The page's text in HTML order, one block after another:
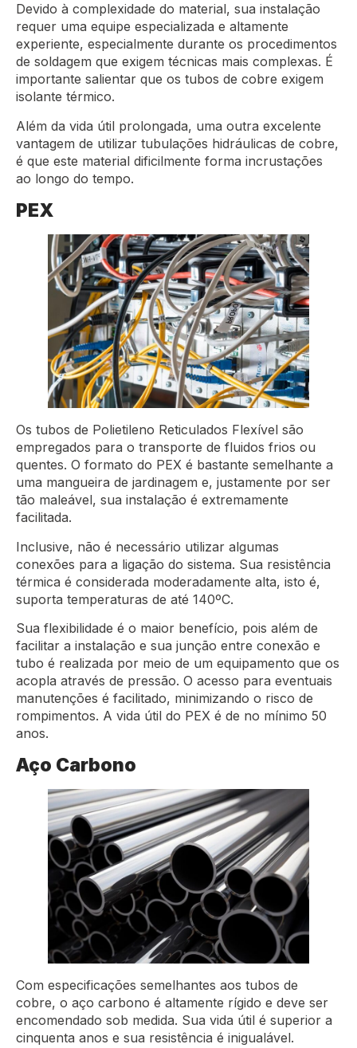
Devido à complexidade do material, sua instalação
requer uma equipe especializada e altamente
experiente, especialmente durante os procedimentos
de soldagem que exigem técnicas mais complexas. É
importante salientar que os tubos de cobre exigem
isolante térmico.
Além da vida útil prolongada, uma outra excelente
vantagem de utilizar tubulações hidráulicas de cobre,
é que este material dificilmente forma incrustações
ao longo do tempo.
PEX
Os tubos de Polietileno Reticulados Flexível são
empregados para o transporte de fluidos frios ou
quentes. O formato do PEX é bastante semelhante a
uma mangueira de jardinagem e, justamente por ser
tão maleável, sua instalação é extremamente
facilitada.
Inclusive, não é necessário utilizar algumas
conexões para a ligação do sistema. Sua resistência
térmica é considerada moderadamente alta, isto é,
suporta temperaturas de até 140ºC.
Sua flexibilidade é o maior benefício, pois além de
facilitar a instalação e sua junção entre conexão e
tubo é realizada por meio de um equipamento que os
acopla através de pressão. O acesso para eventuais
manutenções é facilitado, minimizando o risco de
rompimentos. A vida útil do PEX é de no mínimo 50
anos.
Aço Carbono
Com especificações semelhantes aos tubos de
cobre, o aço carbono é altamente rígido e deve ser
encomendado sob medida. Sua vida útil é superior a
cinquenta anos e sua resistência é inigualável.